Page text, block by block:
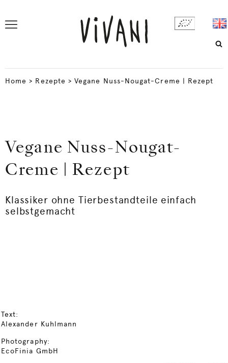
Home > Rezepte >Vegane Nuss-Nougat-Creme | Rezept
Vegane Nuss-Nougat-
Creme | Rezept
Klassiker ohne Tierbestandteile einfach
selbstgemacht
Text:
Alexander Kuhlmann
Photography:
EcoFinia GmbH